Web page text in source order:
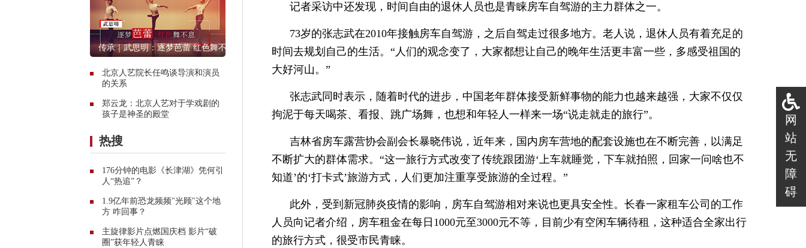
网
站
无
障
碍
传承｜武思明：逐梦芭蕾 红色舞不
北京人艺院长任鸣谈导演和演员
的关系
郑云龙：北京人艺对于学戏剧的
孩子是神圣的殿堂
热搜
176分钟的电影《长津湖》凭何引
人“热追”？
1.9亿年前恐龙频频"光顾"这个地
方 咋回事？
主旋律影片点燃国庆档 影片“破
圈”获年轻人青睐
记者采访中还发现，时间自由的退休人员也是青睐房车自驾游的主力群体之一。
73岁的张志武在2010年接触房车自驾游，之后自驾走过很多地方。老人说，退休人员有着充足的
时间去规划自己的生活。“人们的观念变了，大家都想让自己的晚年生活更丰富一些，多感受祖国的
大好河山。”
张志武同时表示，随着时代的进步，中国老年群体接受新鲜事物的能力也越来越强，大家不仅仅
拘泥于每天喝茶、看报、跳广场舞，也想和年轻人一样来一场“说走就走的旅行”。
吉林省房车露营协会副会长暴晓伟说，近年来，国内房车营地的配套设施也在不断完善，以满足
不断扩大的群体需求。“这一旅行方式改变了传统跟团游‘上车就睡觉，下车就拍照，回家一问啥也不
知道’的‘打卡式’旅游方式，人们更加注重享受旅游的全过程。”
此外，受到新冠肺炎疫情的影响，房车自驾游相对来说也更具安全性。长春一家租车公司的工作
人员向记者介绍，房车租金在每日1000元至3000元不等，目前少有空闲车辆待租，这种适合全家出行
的旅行方式，很受市民青睐。